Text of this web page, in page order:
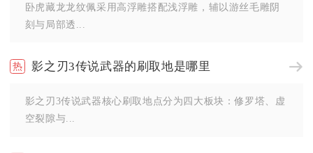
卧虎藏龙龙纹佩采用高浮雕搭配浅浮雕，辅以游丝毛雕阴
刻与局部透...
影之刃3传说武器的刷取地是哪里
影之刃3传说武器核心刷取地点分为四大板块：修罗塔、虚
空裂隙与...